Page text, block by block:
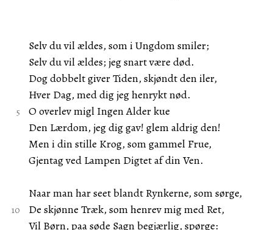
Selv du vil ældes, som i Ungdom smiler;
Selv du vil ældes; jeg snart være død.
Dog dobbelt giver Tiden, skjøndt den iler,
Hver Dag, med dig jeg henrykt nød.
O overlev migl Ingen Alder kue
Den Lærdom, jeg dig gav! glem aldrig den!
Men i din stille Krog, som gammel Frue,
Gjentag ved Lampen Digtet af din Ven.
Naar man har seet blandt Rynkerne, som sørge,
De skjønne Træk, som henrev mig med Ret,
Vil Børn, paa søde Sagn begjærlig, spørge: